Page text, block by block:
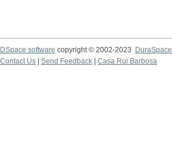
DSpace software copyright © 2002-2023
DuraSpace
Contact Us
Send Feedback Casa Rui Barbosa